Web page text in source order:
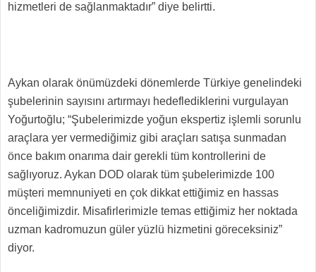
hizmetleri de sağlanmaktadır” diye belirtti.
Aykan olarak önümüzdeki dönemlerde Türkiye genelindeki
şubelerinin sayısını artırmayı hedeflediklerini vurgulayan
Yoğurtoğlu; “Şubelerimizde yoğun ekspertiz işlemli sorunlu
araçlara yer vermediğimiz gibi araçları satışa sunmadan
önce bakım onarıma dair gerekli tüm kontrollerini de
sağlıyoruz. Aykan DOD olarak tüm şubelerimizde 100
müşteri memnuniyeti en çok dikkat ettiğimiz en hassas
önceliğimizdir. Misafirlerimizle temas ettiğimiz her noktada
uzman kadromuzun güler yüzlü hizmetini göreceksiniz”
diyor.